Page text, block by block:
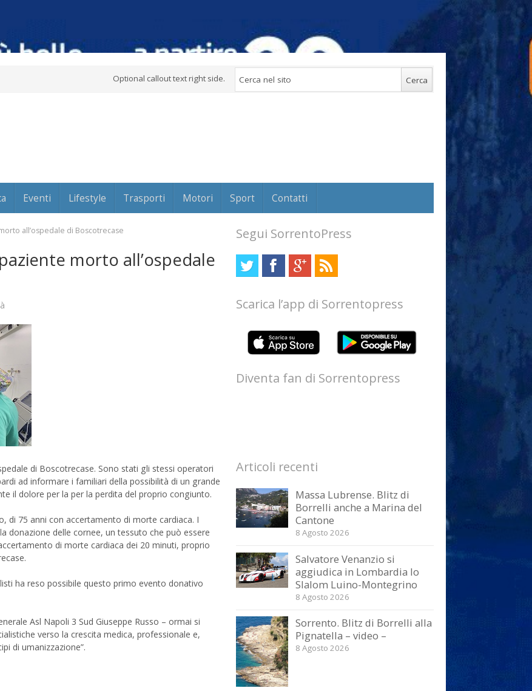
Optional callout text right side.
Eventi Lifestyle Trasporti Motori Sport Contatti
all’ospedale di Boscotrecase
morto all’ospedale
di Boscotrecase. Sono stati gli stessi operatori
ad informare i familiari della possibilità di un grande
il dolore per la per la perdita del proprio congiunto.
di 75 anni con accertamento di morte cardiaca. I
donazione delle cornee, un tessuto che può essere
di morte cardiaca dei 20 minuti, proprio
ha reso possibile questo primo evento donativo
Asl Napoli 3 Sud Giuseppe Russo – ormai si
verso la crescita medica, professionale e,
di umanizzazione”.
Segui SorrentoPress
Scarica l’app di Sorrentopress
Diventa fan di Sorrentopress
Articoli recenti
Massa Lubrense. Blitz di
Borrelli anche a Marina del
Cantone
8 Agosto 2026
Salvatore Venanzio si
aggiudica in Lombardia lo
Slalom Luino-Montegrino
8 Agosto 2026
Sorrento. Blitz di Borrelli alla
Pignatella – video –
8 Agosto 2026